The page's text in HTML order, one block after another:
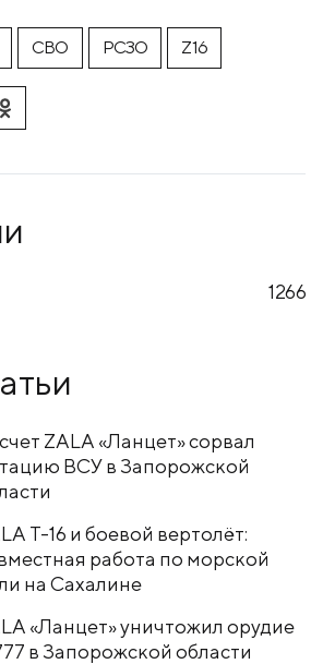
СВО РСЗО Z16
1266
ZALA «Ланцет» сорвал
ВСУ в Запорожской
T-16 и боевой вертолёт:
работа по морской
на Сахалине
«Ланцет» уничтожил орудие
в Запорожской области